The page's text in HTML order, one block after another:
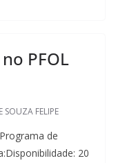
PFOL
SOUZA FELIPE
de
20